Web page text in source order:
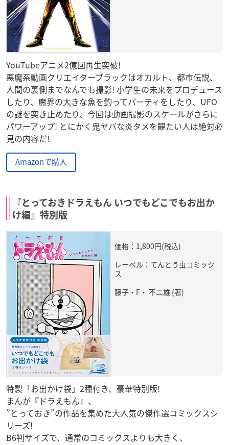
YouTubeアニメ2億回再生突破!
悪魔系動画クリエイターブラックはオカルト、都市伝説、
人間の裏側までなんでも撮影! 小学生の未来をプロデュース
したり、魔界の大きな魚を釣ってパーティをしたり、UFO
の謎を突き止めたり、今回は動画撮影のスケールがさらに
パワーアップ! とにかく鬼ヤバな炎タメを観たい人は絶対必
見の内容だ!
Amazonで購入
『とっておきドラえもん いつでもどこでもお出か
け編』特別版
価格：1,800円(税込)
レーベル：てんとう虫コミック
ス
藤子・F・ 不二雄 (著)
特製「お出かけ袋」2種付き、豪華特別版!
まんが『ドラえもん』、
”とっておき”の作品を集めた大人気の傑作選コミックスシ
リーズ!
B6判サイズで、通常のコミックスよりも大きく、